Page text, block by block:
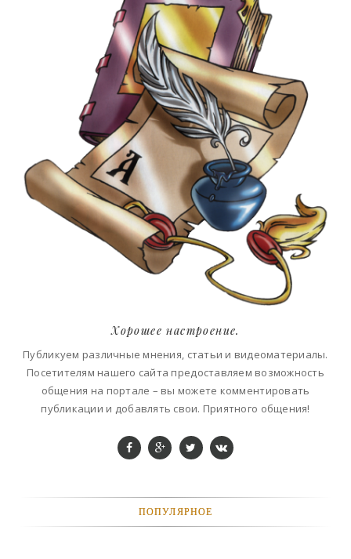
Хорошее настроение.
Публикуем различные мнения, статьи и видеоматериалы.
Посетителям нашего сайта предоставляем возможность
общения на портале – вы можете комментировать
публикации и добавлять свои. Приятного общения!
ПОПУЛЯРНОЕ